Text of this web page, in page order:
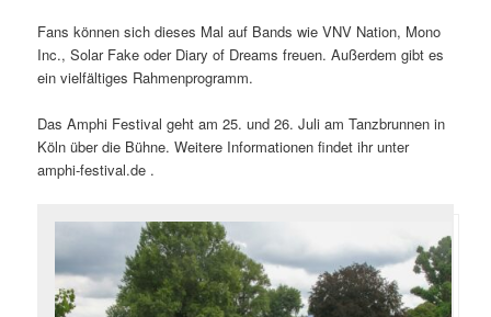
Fans können sich dieses Mal auf Bands wie VNV Nation, Mono
Inc., Solar Fake oder Diary of Dreams freuen. Außerdem gibt es
ein vielfältiges Rahmenprogramm.
Das Amphi Festival geht am 25. und 26. Juli am Tanzbrunnen in
Köln über die Bühne. Weitere Informationen findet ihr unter
amphi-festival.de .